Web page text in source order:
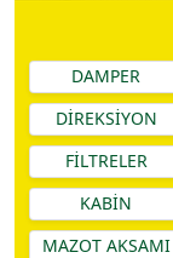
DAMPER
DİREKSİYON
FİLTRELER
KABİN
MAZOT AKSAMI